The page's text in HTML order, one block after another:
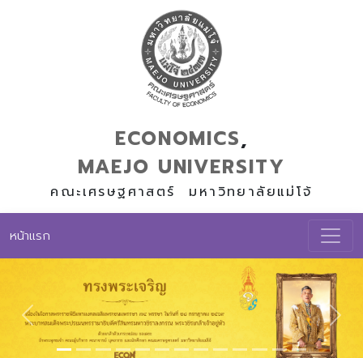
ECONOMICS,
MAEJO UNIVERSITY
คณะเศรษฐศาสตร์ มหาวิทยาลัยแม่โจ้
หน้าแรก
Previous